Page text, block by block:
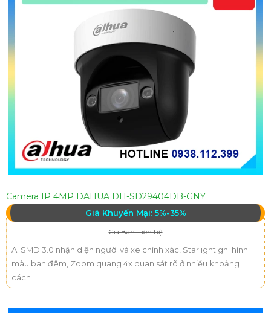
Camera IP 4MP DAHUA DH-SD29404DB-GNY
Giá Khuyến Mại: 5%-35%
Giá Bán: Liên hệ
AI SMD 3.0 nhận diện người và xe chính xác, Starlight ghi hình
màu ban đêm, Zoom quang 4x quan sát rõ ở nhiều khoảng
cách